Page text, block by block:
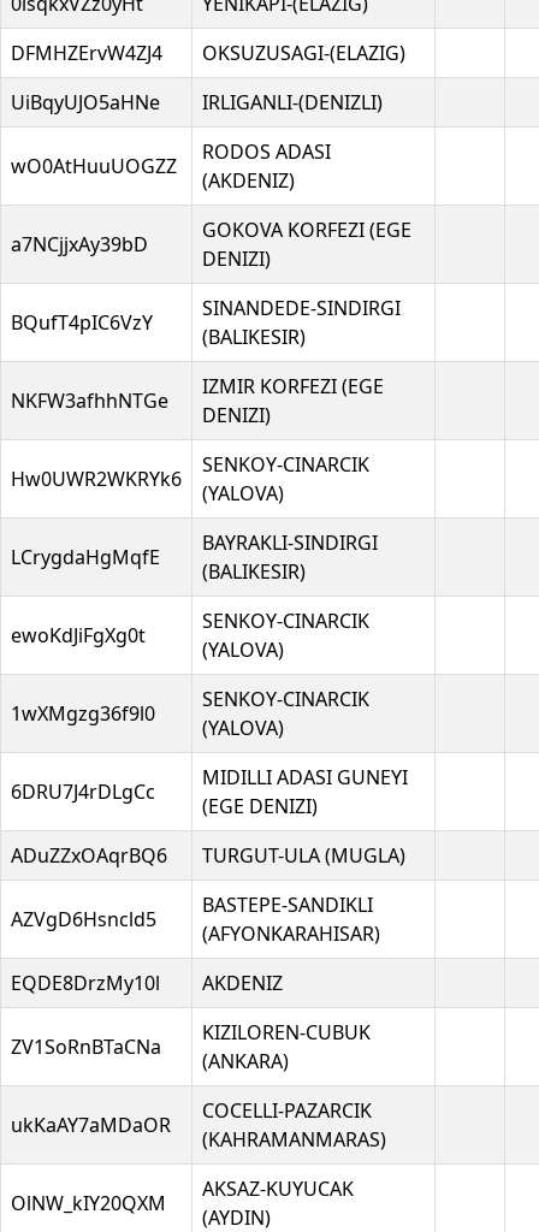
DFMHZErvW4ZJ4
OKSUZUSAGI-(ELAZIG)
UiBqyUJO5aHNe
IRLIGANLI-(DENIZLI)
wO0AtHuuUOGZZ
RODOS ADASI
(AKDENIZ)
a7NCjjxAy39bD
GOKOVA KORFEZI (EGE
DENIZI)
BQufT4pIC6VzY
SINANDEDE-SINDIRGI
(BALIKESIR)
NKFW3afhhNTGe
IZMIR KORFEZI (EGE
DENIZI)
Hw0UWR2WKRYk6
SENKOY-CINARCIK
(YALOVA)
LCrygdaHgMqfE
BAYRAKLI-SINDIRGI
(BALIKESIR)
ewoKdJiFgXg0t
SENKOY-CINARCIK
(YALOVA)
1wXMgzg36f9l0
SENKOY-CINARCIK
(YALOVA)
6DRU7J4rDLgCc
MIDILLI ADASI GUNEYI
(EGE DENIZI)
ADuZZxOAqrBQ6
TURGUT-ULA (MUGLA)
AZVgD6Hsncld5
BASTEPE-SANDIKLI
(AFYONKARAHISAR)
EQDE8DrzMy10l
AKDENIZ
ZV1SoRnBTaCNa
KIZILOREN-CUBUK
(ANKARA)
ukKaAY7aMDaOR
COCELLI-PAZARCIK
(KAHRAMANMARAS)
OlNW_kIY20QXM
AKSAZ-KUYUCAK
(AYDIN)